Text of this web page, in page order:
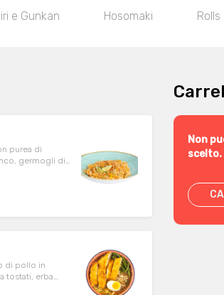
e Gunkan Hosomaki Rolls
purea di
germogli di
erba
di pollo in
tostati, erba
Non
scelto.